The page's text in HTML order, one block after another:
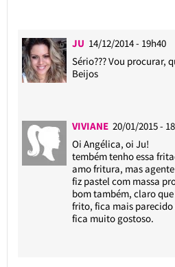
JU 14/12/2014 - 19h40
Sério??? Vou procurar,
Beijos
VIVIANE20/01/2015 -
Oi Angélica, oi Ju!
tembém tenho essa
amo fritura, mas
fiz pastel com massa
bom também, claro
frito, fica mais parecido
fica muito gostoso.